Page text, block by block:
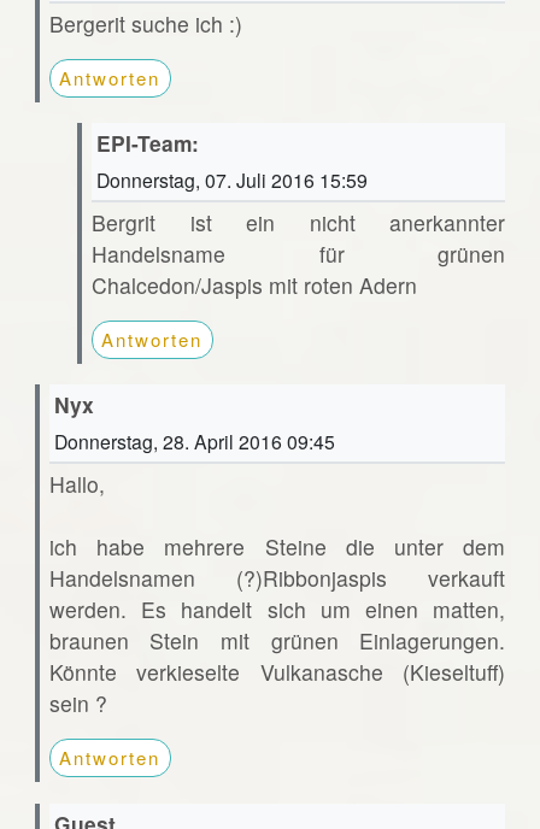
Bergerit suche ich :)
Antworten
EPI-Team:
Donnerstag, 07. Juli 2016 15:59
Bergrit ist ein nicht anerkannter
Handelsname für grünen
Chalcedon/Jaspis mit roten Adern
Antworten
Nyx
Donnerstag, 28. April 2016 09:45
Hallo,
ich habe mehrere Steine die unter dem
Handelsnamen (?)Ribbonjaspis verkauft
werden. Es handelt sich um einen matten,
braunen Stein mit grünen Einlagerungen.
Könnte verkieselte Vulkanasche (Kieseltuff)
sein ?
Antworten